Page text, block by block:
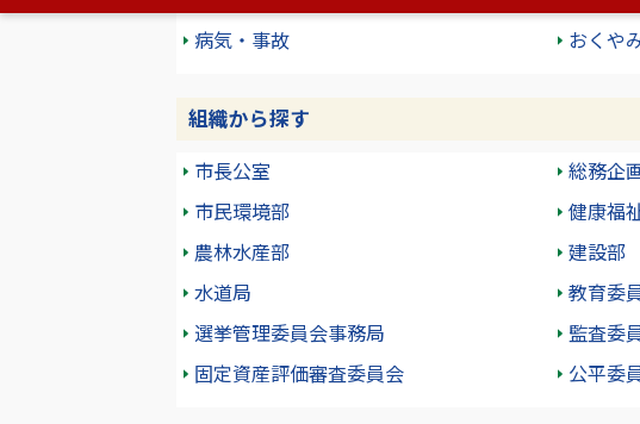
病気・事故
おくや
組織から探す
市長公室 総務企
市民環境部
健康福
農林水産部
建設部
水道局
教育委
選挙管理委員会事務局
監査委
固定資産評価審査委員会
公平委